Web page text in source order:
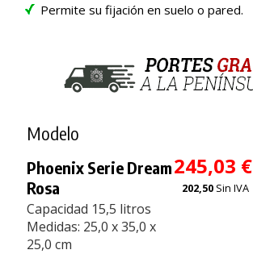
Permite su fijación en suelo o pared.
Modelo
Phoenix Serie Dream
Rosa
Capacidad 15,5 litros
Medidas: 25,0 x 35,0 x
25,0 cm
245,03 €
202,50 Sin IVA